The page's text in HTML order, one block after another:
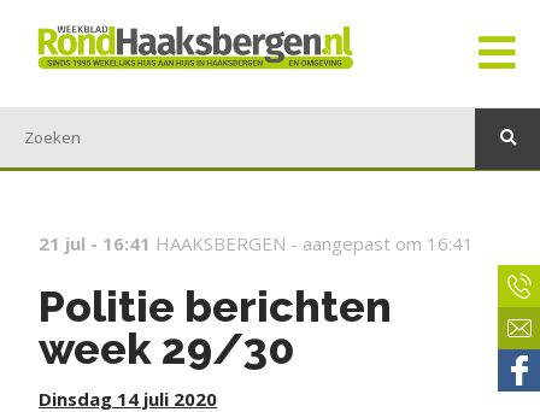
21 jul - 16:41 HAAKSBERGEN - aangepast om 16:41
Politie berichten
week 29/30
Dinsdag 14 juli 2020